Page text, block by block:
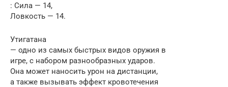
: Сила — 14,
Ловкость — 14.
Утигатана
— одно из самых быстрых видов оружия в
игре, с набором разнообразных ударов.
Она может наносить урон на дистанции,
а также вызывать эффект кровотечения